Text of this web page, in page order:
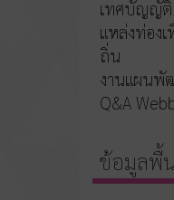
เทศบัญญัติ
แหล่งท่อง
ถิ่น
งานแผนพั
Q&A
ข้อมูลพื้